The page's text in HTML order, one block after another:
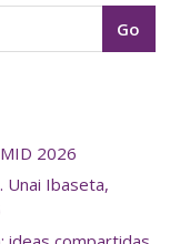
2026
Unai Ibaseta,